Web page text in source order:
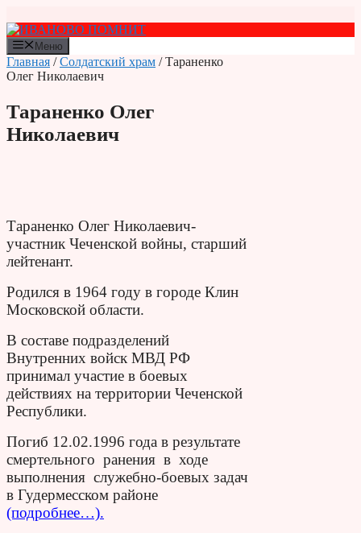
к
содержимому
Меню
Главная /Солдатский храм / Тараненко
Олег Николаевич
Тараненко Олег
Николаевич
Тараненко Олег Николаевич-
участник Чеченской войны, старший
лейтенант.
Родился в 1964 году в городе Клин
Московской области.
В составе подразделений
Внутренних войск МВД РФ
принимал участие в боевых
действиях на территории Чеченской
Республики.
Погиб 12.02.1996 года в результате
смертельного ранения в ходе
выполнения служебно-боевых задач
в Гудермесском районе
(подробнее…).